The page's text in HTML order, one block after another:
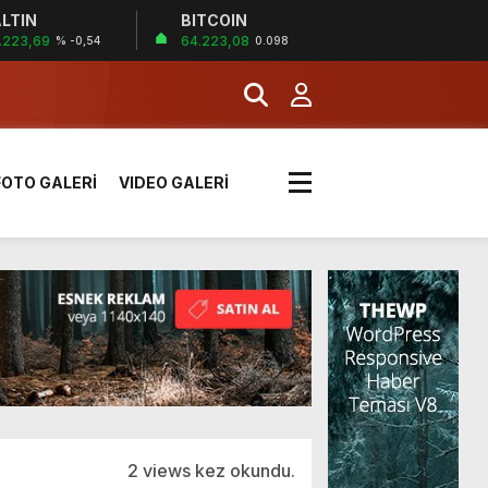
% -0,54
BITCOIN
64.223,08 0.098
yük kazaya neden oldu
paylaştı
GALERİ VIDEO GALERİ
2 views kez okundu.